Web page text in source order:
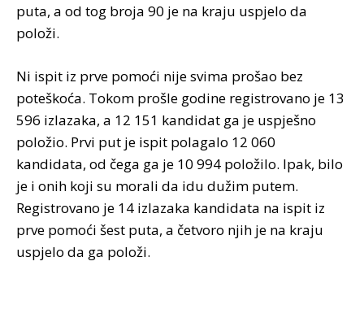
puta, a od tog broja 90 je na kraju uspjelo da
položi.
Ni ispit iz prve pomoći nije svima prošao bez
poteškoća. Tokom prošle godine registrovano je 13
596 izlazaka, a 12 151 kandidat ga je uspješno
položio. Prvi put je ispit polagalo 12 060
kandidata, od čega ga je 10 994 položilo. Ipak, bilo
je i onih koji su morali da idu dužim putem.
Registrovano je 14 izlazaka kandidata na ispit iz
prve pomoći šest puta, a četvoro njih je na kraju
uspjelo da ga položi.